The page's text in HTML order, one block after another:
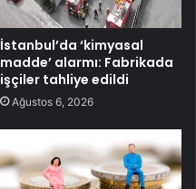
İstanbul’da ‘kimyasal
madde’ alarmı: Fabrikada
işçiler tahliye edildi
Ağustos 6, 2026